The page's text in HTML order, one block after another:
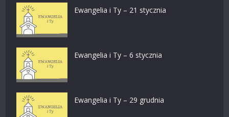
Ewangelia i Ty – 21 stycznia
Ewangelia i Ty – 6 stycznia
Ewangelia i Ty – 29 grudnia